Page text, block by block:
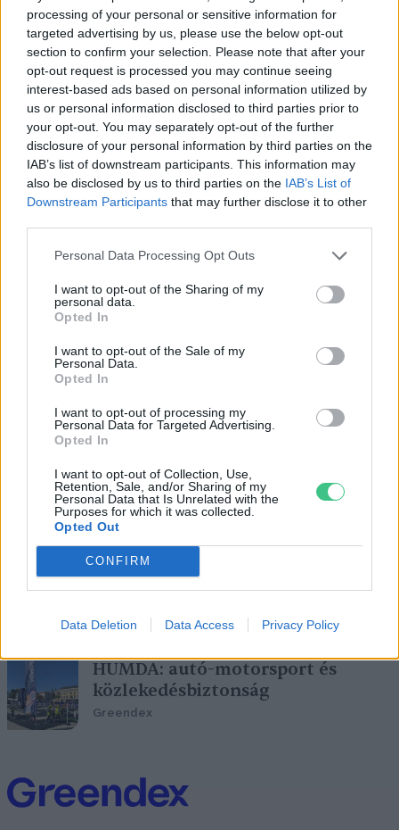
processing of your personal or sensitive information for
targeted advertising by us, please use the below opt-out
section to confirm your selection. Please note that after your
opt-out request is processed you may continue seeing
interest-based ads based on personal information utilized by
us or personal information disclosed to third parties prior to
your opt-out. You may separately opt-out of the further
disclosure of your personal information by third parties on the
IAB’s list of downstream participants. This information may
also be disclosed by us to third parties on the IAB’s List of
Downstream Participants that may further disclose it to other
Personal Data Processing Opt Outs
I want to opt-out of the Sharing of my
personal data.
Opted In
I want to opt-out of the Sale of my
Personal Data.
Opted In
I want to opt-out of processing my
Personal Data for Targeted Advertising.
Opted In
I want to opt-out of Collection, Use,
Retention, Sale, and/or Sharing of my
Personal Data that Is Unrelated with the
Purposes for which it was collected.
Opted Out
CONFIRM
Data Deletion Data Access Privacy Policy
kampánya
Greendex Szemle
„A legfontosabb, hogy megtaláljuk
hazánk és a közlekedők számára is
megfelelő közlekedési mixet” –
Interjú (x)
Greendex
Dübörög az aratás – figyeljünk a
Greendex Szemle
közúthálózat
Greendex szemle
Előre jelzi a zöldhullámot egy új
bécsi közlekedési app
Greendex szemle
HUMDA: autó-motorsport és
közlekedésbiztonság
Greendex